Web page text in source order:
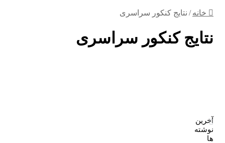
خانه / نتایج کنکور سراسری
نتایج کنکور سراسری
آخرین
نوشته
ها